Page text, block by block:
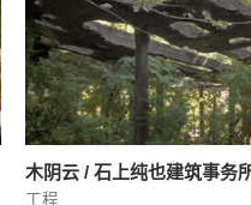
木阴云 / 石上纯也建筑事务
工程